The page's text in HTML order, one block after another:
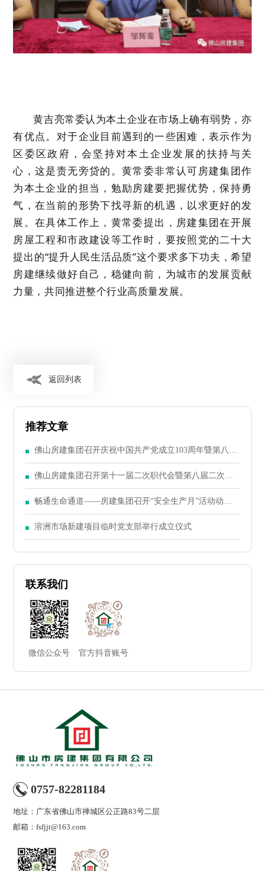
黄吉亮常委认为本土企业在市场上确有弱势，亦
有优点。对于企业目前遇到的一些困难，表示作为
区委区政府，会坚持对本土企业发展的扶持与关
心，这是责无旁贷的。黄常委非常认可房建集团作
为本土企业的担当，勉励房建要把握优势，保持勇
气，在当前的形势下找寻新的机遇，以求更好的发
展。在具体工作上，黄常委提出，房建集团在开展
房屋工程和市政建设等工作时，要按照党的二十大
提出的“提升人民生活品质”这个要求多下功夫，希望
房建继续做好自己，稳健向前，为城市的发展贡献
力量，共同推进整个行业高质量发展。
返回列表
推荐文章
佛山房建集团召开庆祝中国共产党成立103周年暨第八届
二次党员大会
佛山房建集团召开第十一届二次职代会暨第八届二次股
东大会
畅通生命通道——房建集团召开“安全生产月”活动动员
大会
溶洲市场新建项目临时党支部举行成立仪式
联系我们
微信公众号 官方抖音账号
0757-82281184
地址：广东省佛山市禅城区公正路83号二层
邮箱：fsfjjt@163.com